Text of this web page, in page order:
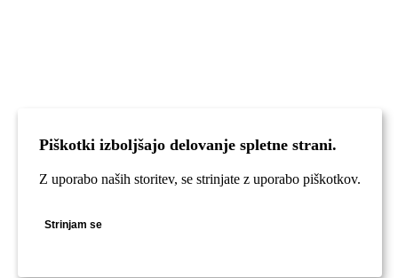
Piškotki izboljšajo delovanje spletne strani.
Z uporabo naših storitev, se strinjate z uporabo piškotkov.
Strinjam se